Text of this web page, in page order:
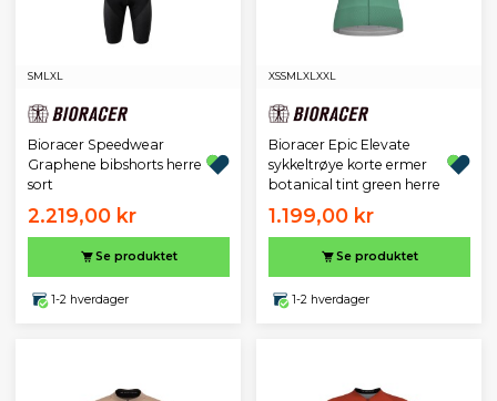
SMLXL
Bioracer Speedwear
Graphene bibshorts herre
sort
2.219,00 kr
Se produktet
1-2 hverdager
XSSMLXLXXL
Bioracer Epic Elevate
sykkeltrøye korte ermer
botanical tint green herre
1.199,00 kr
Se produktet
1-2 hverdager